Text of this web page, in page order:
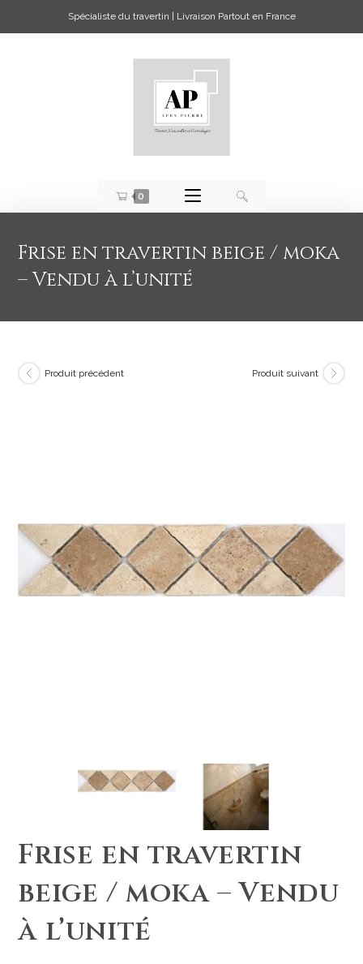
Spécialiste du travertin | Livraison Partout en France
0
Frise en travertin beige / moka
– Vendu à l’unité
Produit précédent Produit suivant
Frise en travertin
beige / moka – Vendu
à l’unité